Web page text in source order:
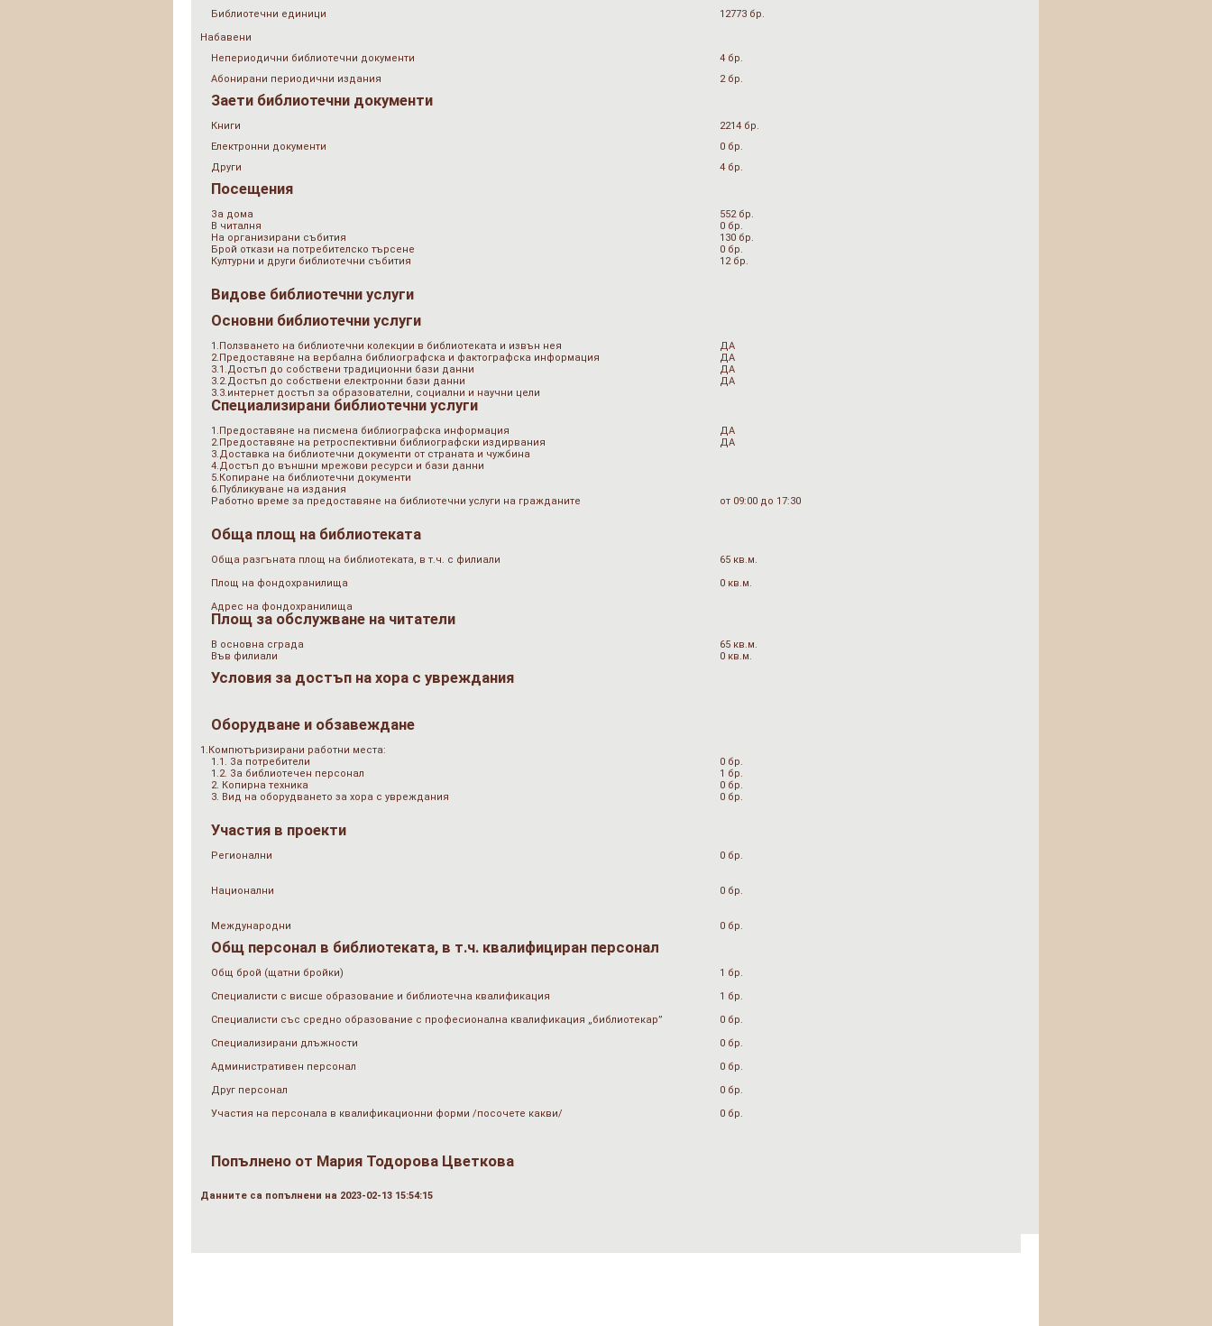
Библиотечни единици
12773 бр.
Набавени
Непериодични библиотечни документи
4 бр.
Абонирани периодични издания
2 бр.
Заети библиотечни документи
Книги
2214 бр.
Електронни документи
0 бр.
Други
4 бр.
Посещения
За дома
552 бр.
В читалня
0 бр.
На организирани събития
130 бр.
Брой откази на потребителско търсене
0 бр.
Културни и други библиотечни събития
12 бр.
Видове библиотечни услуги
Основни библиотечни услуги
1.Ползването на библиотечни колекции в библиотеката и извън нея
ДА
2.Предоставяне на вербална библиографска и фактографска информация
ДА
3.1.Достъп до собствени традиционни бази данни
ДА
3.2.Достъп до собствени електронни бази данни
ДА
3.3.интернет достъп за образователни, социални и научни цели
Специализирани библиотечни услуги
1.Предоставяне на писмена библиографска информация
ДА
2.Предоставяне на ретроспективни библиографски издирвания
ДА
3.Доставка на библиотечни документи от страната и чужбина
4.Достъп до външни мрежови ресурси и бази данни
5.Копиране на библиотечни документи
6.Публикуване на издания
Работно време за предоставяне на библиотечни услуги на гражданите
от 09:00 до 17:30
Обща площ на библиотеката
Обща разгъната площ на библиотеката, в т.ч. с филиали
65 кв.м.
Площ на фондохранилища
0 кв.м.
Адрес на фондохранилища
Площ за обслужване на читатели
В основна сграда
65 кв.м.
Във филиали
0 кв.м.
Условия за достъп на хора с увреждания
Оборудване и обзавеждане
1.Компютъризирани работни места:
1.1. За потребители
0 бр.
1.2. За библиотечен персонал
1 бр.
2. Копирна техника
0 бр.
3. Вид на оборудването за хора с увреждания
0 бр.
Участия в проекти
Регионални 0 бр.
Национални 0 бр.
Международни 0 бр.
Общ персонал в библиотеката, в т.ч. квалифициран персонал
Общ брой (щатни бройки)
1 бр.
Специалисти с висше образование и библиотечна квалификация
1 бр.
Специалисти със средно образование с професионална квалификация „библиотекар”
0 бр.
Специализирани длъжности
0 бр.
Административен персонал
0 бр.
Друг персонал
0 бр.
Участия на персонала в квалификационни форми /посочете какви/
0 бр.
Попълнено от Мария Тодорова Цветкова
Данните са попълнени на 2023-02-13 15:54:15